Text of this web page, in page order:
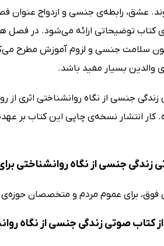
عشق، رابطه‌ی جنسی و ازدواج عنوان
کتاب توضیحاتی ارائه می‌شود. در فصل
سلامت جنسی و لزوم آموزش مطرح
والدین بسیار مفید باشد.
جنسی از نگاه روانشناختی اثری
انتشار نسخه‌ی چاپی این کتاب بر
زندگی جنسی از نگاه روانشناختی
فوق، برای عموم مردم و متخصصان
کتاب صوتی زندگی جنسی از نگاه